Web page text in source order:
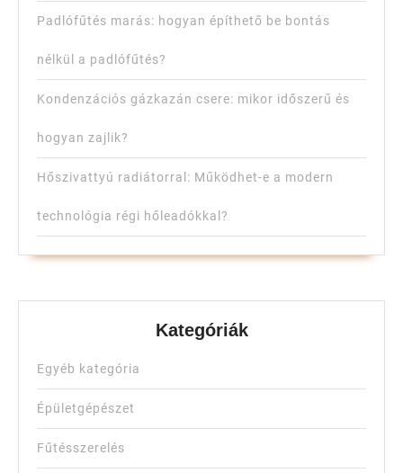
Padlófűtés marás: hogyan építhető be bontás
nélkül a padlófűtés?
Kondenzációs gázkazán csere: mikor időszerű és
hogyan zajlik?
Hőszivattyú radiátorral: Működhet-e a modern
technológia régi hőleadókkal?
Kategóriák
Egyéb kategória
Épületgépészet
Fűtésszerelés